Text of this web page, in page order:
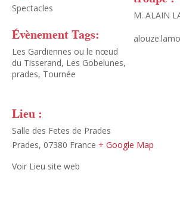
Spectacles
Évènement Tags:
Les Gardiennes ou le nœud
du Tisserand, Les Gobelunes,
prades, Tournée
M. ALAIN
Lieu :
Salle des Fetes de Prades
Prades, 07380 France + Google Map
Voir Lieu site web